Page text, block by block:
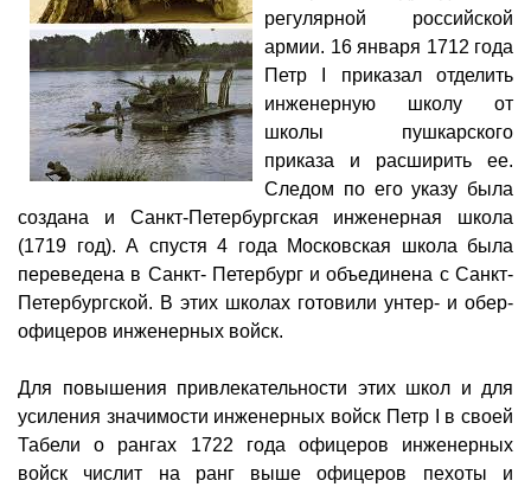
регулярной российской
армии. 16 января 1712 года
Петр I приказал отделить
инженерную школу от
школы пушкарского
приказа и расширить ее.
Следом по его указу была
создана и Санкт-Петербургская инженерная школа
(1719 год). А спустя 4 года Московская школа была
переведена в Санкт- Петербург и объединена с Санкт-
Петербургской. В этих школах готовили унтер- и обер-
офицеров инженерных войск.
Для повышения привлекательности этих школ и для
усиления значимости инженерных войск Петр I в своей
Табели о рангах 1722 года офицеров инженерных
войск числит на ранг выше офицеров пехоты и